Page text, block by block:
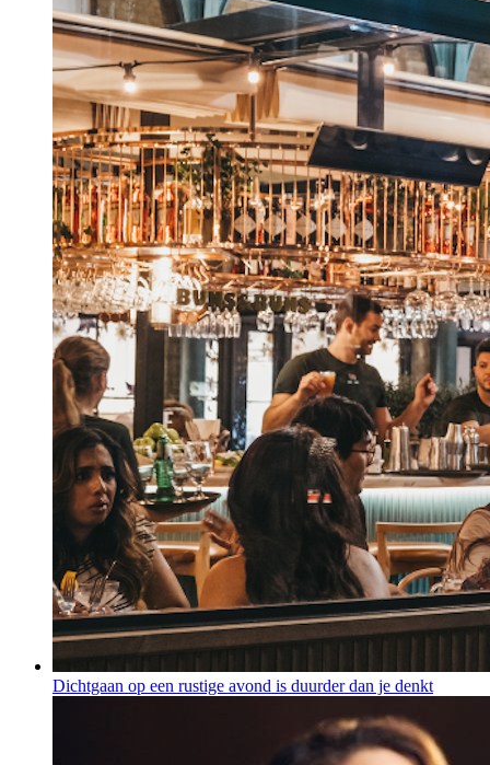
Dichtgaan op een rustige avond is duurder dan je denkt